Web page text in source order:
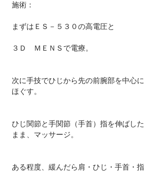
施術：
まずはＥＳ－５３０の高電圧と
３Ｄ　ＭＥＮＳで電療。
次に手技でひじから先の前腕部を中心に
ほぐす。
ひじ関節と手関節（手首）指を伸ばした
まま、マッサージ。
ある程度、緩んだら肩・ひじ・手首・指